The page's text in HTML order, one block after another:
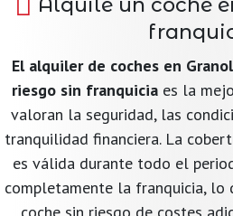
Alquile un coche
El alquiler de coches en
riesgo sin franquiciaes la
valoran la seguridad, las
tranquilidad financiera. La
es válida durante todo el
completamente la franquicia,